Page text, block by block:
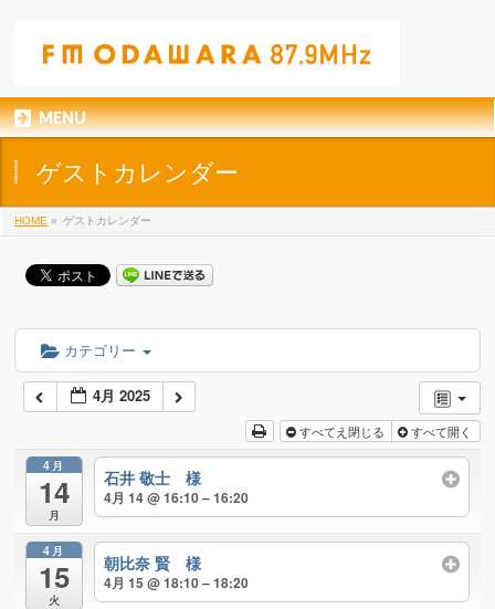
MENU
ゲストカレンダー
HOME » ゲストカレンダー
カテゴリー
4月 2025
すべてえ閉じる すべて開く
4月
14
月
石井 敬士 様
4月 14 @ 16:10 – 16:20
4月
15
火
朝比奈 賢 様
4月 15 @ 18:10 – 18:20